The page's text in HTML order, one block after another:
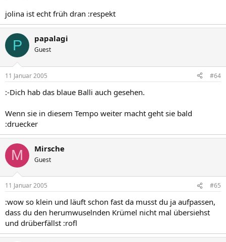
jolina ist echt früh dran :respekt
P papalagi
Guest
11 Januar 2005 #64
:-Dich hab das blaue Balli auch gesehen.
Wenn sie in diesem Tempo weiter macht geht sie bald
:druecker
M Mirsche
Guest
11 Januar 2005 #65
:wow so klein und läuft schon fast da musst du ja aufpassen,
dass du den herumwuselnden Krümel nicht mal übersiehst
und drüberfällst :rofl